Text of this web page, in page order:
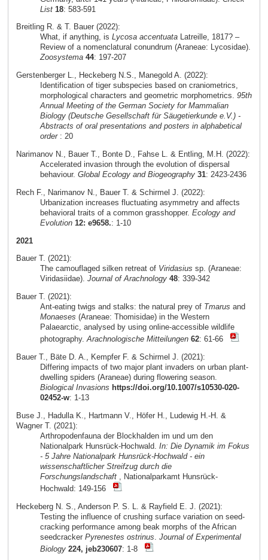
List 18: 583-591
Breitling R. & T. Bauer (2022):
What, if anything, is Lycosa accentuataLatreille, 1817? –
Review of a nomenclatural conundrum (Araneae: Lycosidae).
Zoosystema 44: 197-207
Gerstenberger L., Heckeberg N.S., Manegold A. (2022):
Identification of tiger subspecies based on craniometrics,
morphological characters and geometric morphometrics. 95th
Annual Meeting of the German Society for Mammalian
Biology (Deutsche Gesellschaft für Säugetierkunde e.V.) -
Abstracts of oral presentations and posters in alphabetical
order: 20
Narimanov N., Bauer T., Bonte D., Fahse L. & Entling, M.H. (2022):
Accelerated invasion through the evolution of dispersal
behaviour. Global Ecology and Biogeography 31: 2423-2436
Rech F., Narimanov N., Bauer T. & Schirmel J. (2022):
Urbanization increases fluctuating asymmetry and affects
behavioral traits of a common grasshopper. Ecology and
Evolution 12: e9658.: 1-10
2021
Bauer T. (2021):
The camouflaged silken retreat of Viridasius sp. (Araneae:
Viridasiidae). Journal of Arachnology 48: 339-342
Bauer T. (2021):
Ant-eating twigs and stalks: the natural prey of Tmarus and
Monaeses (Araneae: Thomisidae) in the Western
Palaearctic, analysed by using online-accessible wildlife
photography.Arachnologische Mitteilungen 62: 61-66
Bauer T., Bäte D. A., Kempfer F. & Schirmel J. (2021):
Differing impacts of two major plant invaders on urban plant-
dwelling spiders (Araneae) during flowering season.
Biological Invasions https://doi.org/10.1007/s10530-020-
02452-w: 1-13
Buse J., Hadulla K., Hartmann V., Höfer H., Ludewig H.-H. &
Wagner T. (2021):
Arthropodenfauna der Blockhalden im und um den
Nationalpark Hunsrück-Hochwald. In: Die Dynamik im Fokus
- 5 Jahre Nationalpark Hunsrück-Hochwald - ein
wissenschaftlicher Streifzug durch die
Forschungslandschaft, Nationalparkamt Hunsrück-
Hochwald: 149-156
Heckeberg N. S., Anderson P. S. L. & Rayfield E. J. (2021):
Testing the influence of crushing surface variation on seed-
cracking performance among beak morphs of the African
seedcracker Pyrenestes ostrinus Journal of Experimental
Biology 224, jeb230607: 1-8